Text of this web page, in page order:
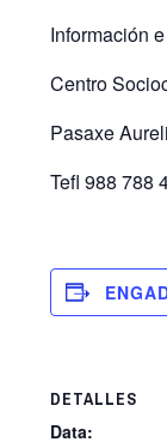
Información
Centro
Pasaxe
Tefl 988 788
DETALLES
Data: